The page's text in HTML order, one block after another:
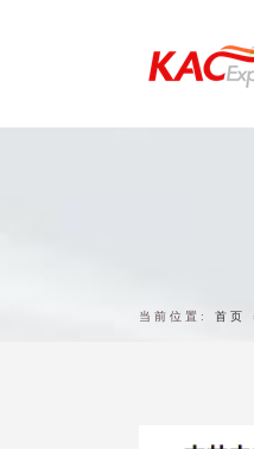
当前位置: 首页